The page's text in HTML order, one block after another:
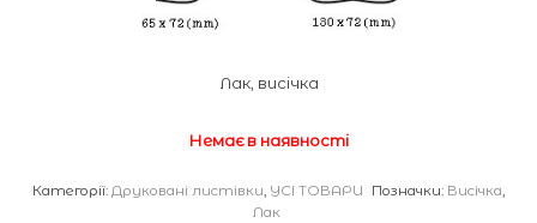
Лак, висічка
Немає в наявності
Категорії:Друковані листівки, УСІ ТОВАРИ Позначки: Висічка,
Лак